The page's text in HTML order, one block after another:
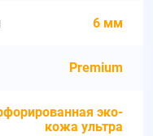
6 мм
Premium
эко-
кожа ультра